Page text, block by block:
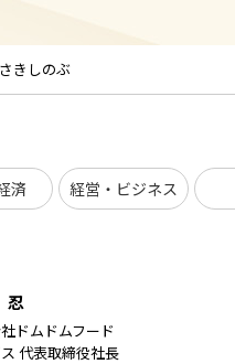
きしのぶ
済 経営・ビジネス
ドムドムフード
代表取締役社長